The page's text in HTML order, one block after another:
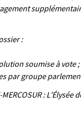
:
soumise à vote ;
par groupe
MERCOSUR :